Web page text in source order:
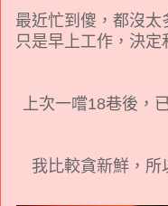
最近忙到傻，都沒太
只是早上工作，決
上次一嚐18巷後，
我比較貪新鮮，所